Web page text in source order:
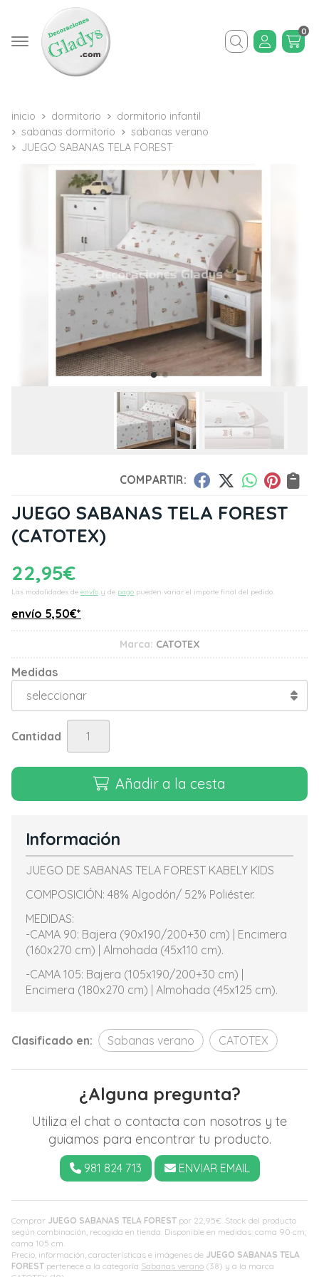
Buscar
0
inicio dormitorio
dormitorio infantil
sabanas dormitorio
sabanas verano
JUEGO SABANAS TELA FOREST
COMPARTIR:
JUEGO SABANAS TELA FOREST
(CATOTEX)
22,95€
Las modalidades de envío y de pago pueden variar el importe final del pedido.
envío 5,50€*
Marca: CATOTEX
Medidas
Cantidad
Añadir a la cesta
Comprar JUEGO SABANAS TELA FOREST por 22,95€ . Stock del producto
según combinación, recogida en tienda. Disponible en medidas: cama 90 cm;
cama 105 cm.
Precio, información, características e imágenes de JUEGO SABANAS TELA
FOREST pertenece a la categoría Sabanas verano (38) y a la marca
Información
JUEGO DE SABANAS TELA FOREST KABELY KIDS
COMPOSICIÓN: 48% Algodón/ 52% Poliéster.
MEDIDAS:
-CAMA 90: Bajera (90x190/200+30 cm) | Encimera
(160x270 cm) | Almohada (45x110 cm).
-CAMA 105: Bajera (105x190/200+30 cm) |
Encimera (180x270 cm) | Almohada (45x125 cm).
Clasificado en: Sabanas verano CATOTEX
¿Alguna pregunta?
Utiliza el chat o contacta con nosotros y te
guiamos para encontrar tu producto.
981 824 713 ENVIAR EMAIL